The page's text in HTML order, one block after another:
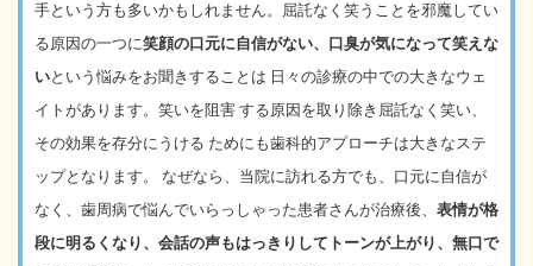
手という方も多いかもしれません。屈託なく笑うことを邪魔してい
る原因の一つに笑顔の口元に自信がない、口臭が気になって笑えな
いという悩みをお聞きすることは 日々の診療の中での大きなウェ
イトがあります。笑いを阻害 する原因を取り除き屈託なく笑い、
その効果を存分にうける ためにも歯科的アプローチは大きなステ
ップとなります。
なぜなら、当院に訪れる方でも、口元に自信が
なく、歯周病で悩んでいらっしゃった患者さんが治療後、 表情が格
段に明るくなり、会話の声もはっきりしてトーンが上がり、無口で